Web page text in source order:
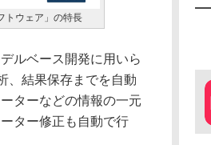
トウェア」の特長
ルベース開発に用いら
、結果保存までを自動
ターなどの情報の一元
ター修正も自動で行